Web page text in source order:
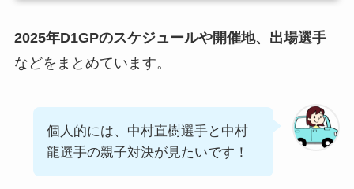
2025年D1GPのスケジュールや開催地、出場選手
などをまとめています。
個人的には、中村直樹選手と中村
龍選手の親子対決が見たいです！